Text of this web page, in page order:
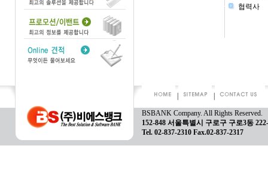
협력사
BSBANK Company. All Rights Reserved.
152-848 서울특별시 구로구 구로3동
Tel. 02-837-2310 Fax.02-837-2317